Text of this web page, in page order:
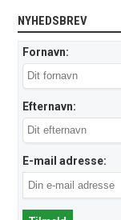
NYHEDSBREV
Fornavn:
Efternavn:
E-mail adresse: